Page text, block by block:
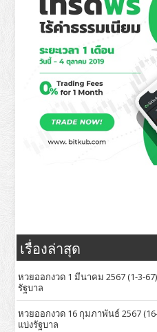
เรื่องล่าสุด
หวยออกงวด 1 มีนาคม 2567 (1-3-
รัฐบาล
หวยออกงวด 16 กุมภาพันธ์ 2567
แบ่งรัฐบาล